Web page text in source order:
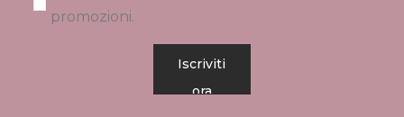
promozioni.
Iscriviti
ora